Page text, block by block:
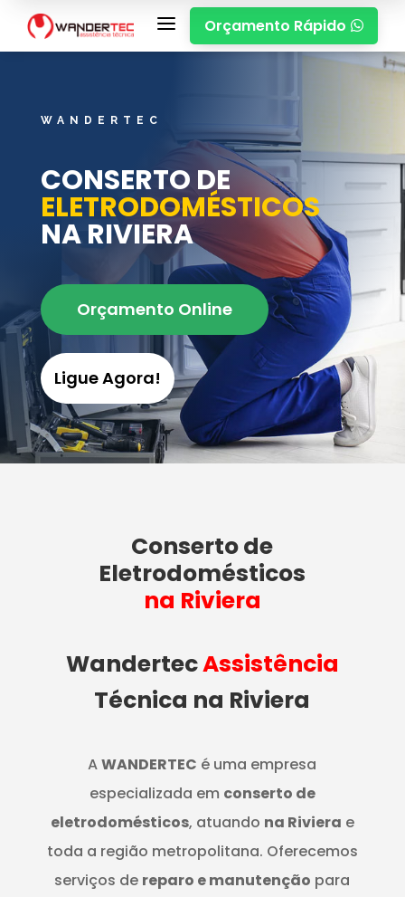
a Orçamento Rápido 
WANDERTEC
CONSERTO DE
ELETRODOMÉSTICOS
NA RIVIERA
Orçamento Online
Ligue Agora!
Conserto de
Eletrodomésticos
na Riviera
WandertecAssistência
Técnica na Riviera
AWANDERTEC é uma empresa
especializada em conserto de
eletrodomésticos, atuando na Riviera e
toda a região metropolitana. Oferecemos
serviços de reparo e manutenção para